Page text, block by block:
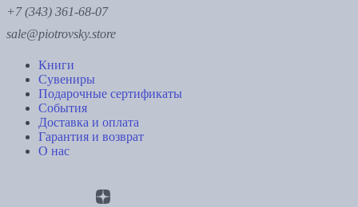
+7 (343) 361-68-07
sale@piotrovsky.store
Книги
Сувениры
Подарочные сертификаты
События
Доставка и оплата
Гарантия и возврат
О нас